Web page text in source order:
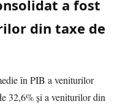
a fost
din taxe de
în PIB a veniturilor
32,6% şi a veniturilor din